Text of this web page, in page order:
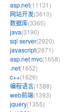
asp.net(11131)
网站开发(3610)
数据库(3365)
java(3190)
sql server(2920)
javascript(2871)
asp.net mvc(1658)
.net(1652)
c++(1626)
编程语言(1588)
web前端(1393)
jquery(1355)